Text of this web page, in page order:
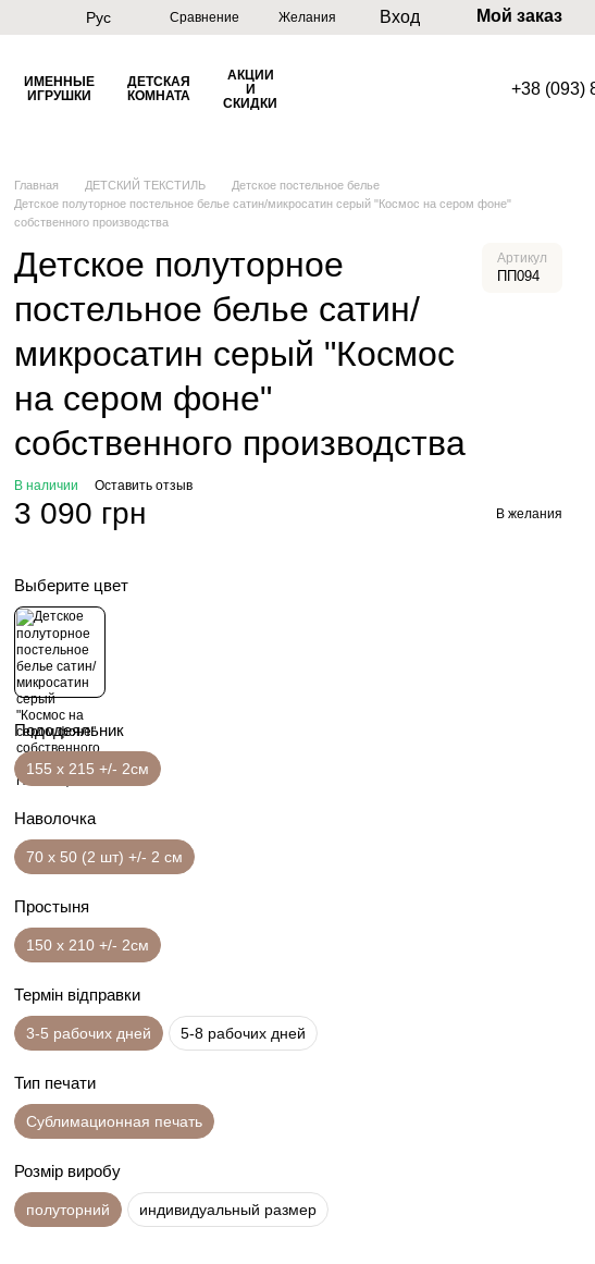
Рус Сравнение Желания Вход Мой заказ
ИМЕННЫЕ
ИГРУШКИ
ДЕТСКАЯ
КОМНАТА
АКЦИИ
И
СКИДКИ
+38 (093)
Главная ДЕТСКИЙ ТЕКСТИЛЬ
Детское постельное белье
Детское полуторное постельное белье сатин/микросатин серый "Космос на сером фоне"
собственного производства
Детское полуторное
постельное белье сатин/
микросатин серый "Космос
на сером фоне"
собственного производства
Артикул
ПП094
В наличии Оставить отзыв
3 090 грн В желания
Выберите цвет
Пододеяльник
155 х 215 +/- 2см
Наволочка
70 х 50 (2 шт) +/- 2 см
Простыня
150 х 210 +/- 2см
Термін відправки
3-5 рабочих дней 5-8 рабочих дней
Тип печати
Сублимационная печать
Розмір виробу
полуторний индивидуальный размер